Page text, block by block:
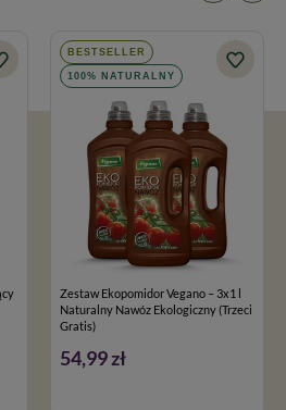
BESTSELLER
100% NATURALNY
Zestaw Ekopomidor Vegano – 3x1 l
Naturalny Nawóz Ekologiczny (Trzeci
Gratis)
54,99 zł